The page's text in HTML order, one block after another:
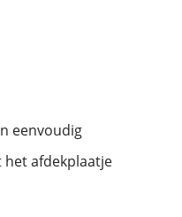
eenvoudig
afdekplaatje